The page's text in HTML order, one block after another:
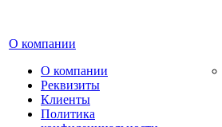
О компании
О компании
Реквизиты
Клиенты
Политика